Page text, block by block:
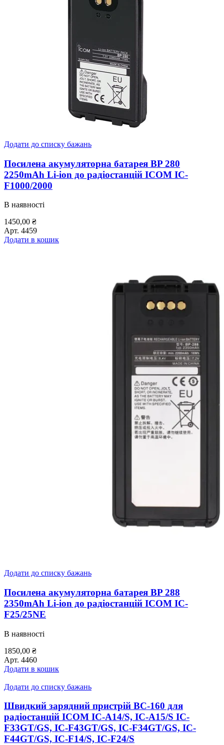
Додати до списку бажань
Посилена акумуляторна батарея BP 280
2250mAh Li-ion до радіостанцій ICOM IC-
F1000/2000
В наявності
1450,00 ₴
Арт. 4459
Додати в кошик
Додати до списку бажань
Посилена акумуляторна батарея BP 288
2350mAh Li-ion до радіостанцій ICOM IC-
F25/25NE
В наявності
1850,00 ₴
Арт. 4460
Додати в кошик
Додати до списку бажань
Швидкий зарядний пристрій BC-160 для
радіостанцій ICOM IC-A14/S, IC-A15/S IC-
F33GT/GS, IC-F43GT/GS, IC-F34GT/GS, IC-
F44GT/GS, IC-F14/S, IC-F24/S